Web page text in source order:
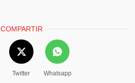
COMPARTIR
Twitter Whatsapp